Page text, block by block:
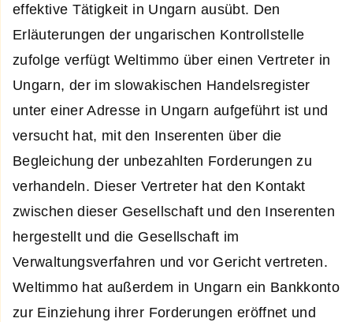
effektive Tätigkeit in Ungarn ausübt. Den
Erläuterungen der ungarischen Kontrollstelle
zufolge verfügt Weltimmo über einen Vertreter in
Ungarn, der im slowakischen Handelsregister
unter einer Adresse in Ungarn aufgeführt ist und
versucht hat, mit den Inserenten über die
Begleichung der unbezahlten Forderungen zu
verhandeln. Dieser Vertreter hat den Kontakt
zwischen dieser Gesellschaft und den Inserenten
hergestellt und die Gesellschaft im
Verwaltungsverfahren und vor Gericht vertreten.
Weltimmo hat außerdem in Ungarn ein Bankkonto
zur Einziehung ihrer Forderungen eröffnet und